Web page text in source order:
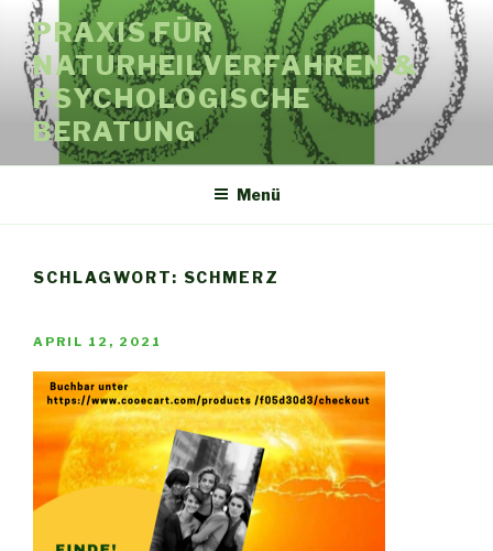
Zum
Inhalt
springen
PRAXIS FÜR
NATURHEILVERFAHREN &
PSYCHOLOGISCHE
BERATUNG
Menü
SCHLAGWORT: SCHMERZ
VERÖFFENTLICHT
APRIL 12, 2021